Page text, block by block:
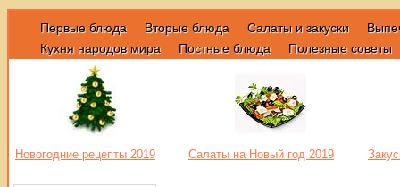
Первые блюда Вторые блюда Салаты и закуски
Кухня народов мира
Постные блюда Полезные советы
Новогодние рецепты 2019 Салаты на Новый год 2019